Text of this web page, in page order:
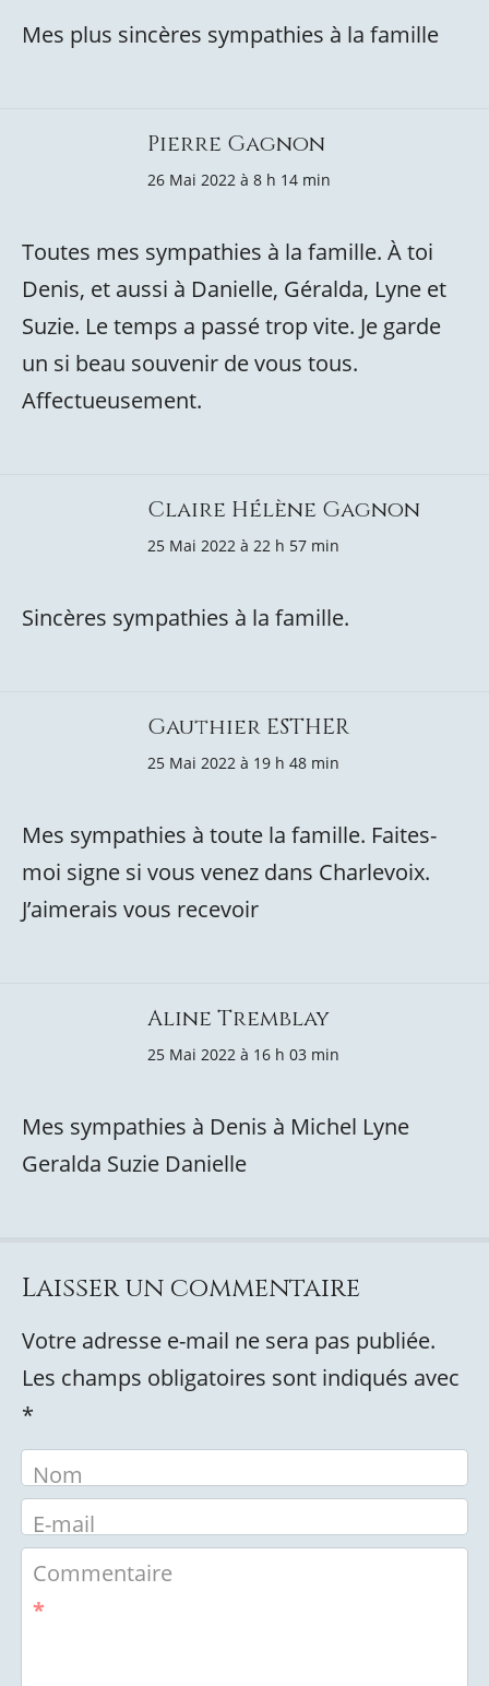
Mes plus sincères sympathies à la famille
Pierre Gagnon
26 Mai 2022 à 8 h 14 min
Toutes mes sympathies à la famille. À toi
Denis, et aussi à Danielle, Géralda, Lyne et
Suzie. Le temps a passé trop vite. Je garde
un si beau souvenir de vous tous.
Affectueusement.
Claire Hélène Gagnon
25 Mai 2022 à 22 h 57 min
Sincères sympathies à la famille.
Gauthier ESTHER
25 Mai 2022 à 19 h 48 min
Mes sympathies à toute la famille. Faites-
moi signe si vous venez dans Charlevoix.
J’aimerais vous recevoir
Aline Tremblay
25 Mai 2022 à 16 h 03 min
Mes sympathies à Denis à Michel Lyne
Geralda Suzie Danielle
Laisser un commentaire
Votre adresse e-mail ne sera pas publiée.
Les champs obligatoires sont indiqués avec
*
Nom
E-mail
Commentaire
*